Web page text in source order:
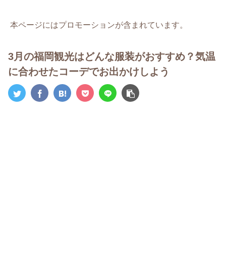
本ページにはプロモーションが含まれています。
3月の福岡観光はどんな服装がおすすめ？気温
に合わせたコーデでお出かけしよう